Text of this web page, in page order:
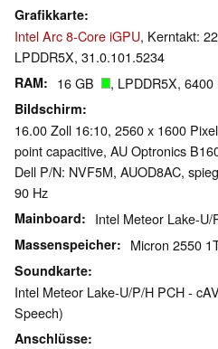
Grafikkarte
Intel Arc 8-Core iGPU, Kerntakt:
LPDDR5X, 31.0.101.5234
RAM 16 GB , LPDDR5X,
Bildschirm
16.00 Zoll 16:10, 2560 x 1600
point capacitive, AU Optronics
Dell P/N: NVF5M, AUOD8AC,
90 Hz
Mainboard Intel Meteor Lake-U/
Massenspeicher Micron 2550
Soundkarte
Intel Meteor Lake-U/P/H PCH -
Speech)
Anschlüsse